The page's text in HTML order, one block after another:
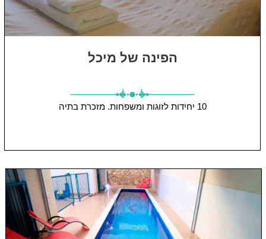
הפינה של מיכל
10 יחידות לזוגות ומשפחות. מזכרת בתיה